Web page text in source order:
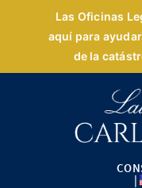
Las Oficinas
aquí para
de la
|